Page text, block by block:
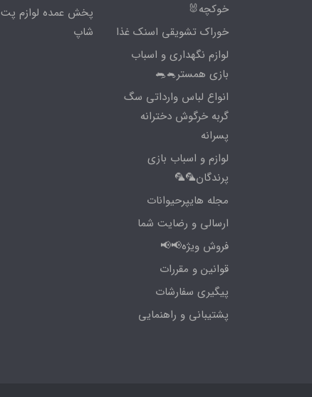
خوکچه🐰
خوراک تشویقی اسنک غذا
لوازم نگهداری و اسباب
بازی همستر🐁🐀
انواع لباس وارداتی سگ
گربه خرگوش دخترانه
پسرانه
لوازم و اسباب بازی
پرندگان🦜🦜
مجله هایپرحیوانات
ارسالی و رضایت شما
فروش ویژه📢📢
قوانین و مقررات
پیگیری سفارشات
پشتیبانی و راهنمایی
پخش عمده لوازم پت
شاپ